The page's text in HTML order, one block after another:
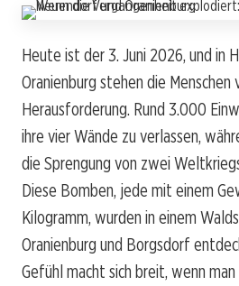
Heute ist der 3. Juni 2026, und in
Oranienburg stehen die
Herausforderung. Rund 3.000
ihre vier Wände zu verlassen,
die Sprengung von zwei
Diese Bomben, jede mit einem
Kilogramm, wurden in einem
Oranienburg und Borgsdorf
Gefühl macht sich breit, wenn